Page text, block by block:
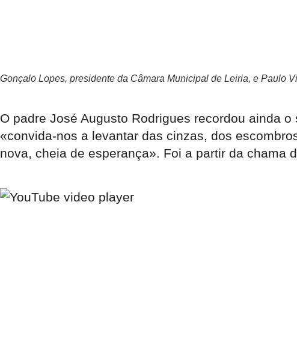
Gonçalo Lopes, presidente da Câmara Municipal de Leiria, e Paulo
O padre José Augusto Rodrigues recordou ainda
«convida-nos a levantar das cinzas, dos
nova, cheia de esperança». Foi a partir da chama